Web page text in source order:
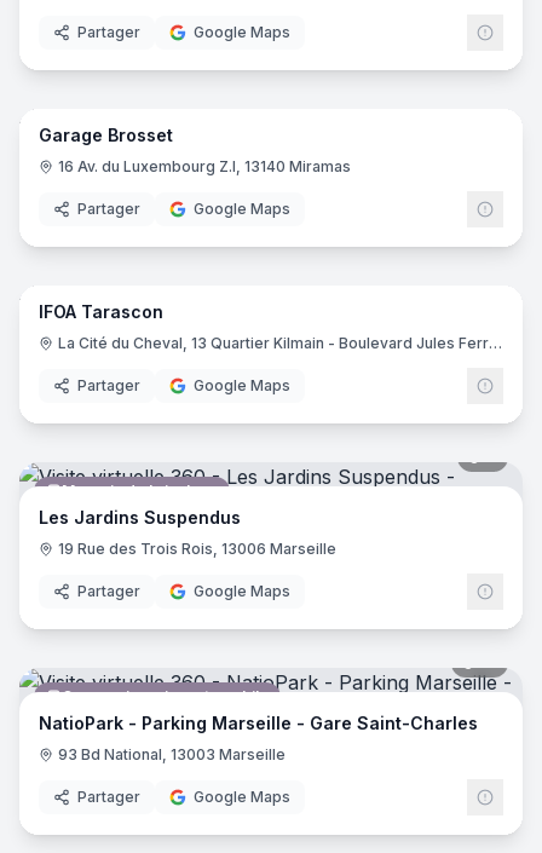
Partager Google Maps
Concessionnaire automobile
16
Garage Brosset
16 Av. du Luxembourg Z.I, 13140 Miramas
Partager Google Maps
Enseignement Supérieur
IFOA Tarascon
La Cité du Cheval, 13 Quartier Kilmain - Boulevard Jules Ferry, 13150 Tarascon
Partager Google Maps
Magasin de bricolage
Les Jardins Suspendus
19 Rue des Trois Rois, 13006 Marseille
Partager Google Maps
Concessionnaire automobile
NatioPark - Parking Marseille - Gare Saint-Charles
93 Bd National, 13003 Marseille
Partager Google Maps